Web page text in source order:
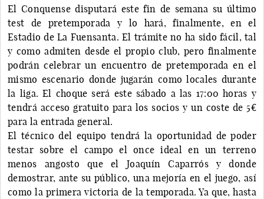
El Conquense disputará este fin de semana su último
test de pretemporada y lo hará, finalmente, en el
Estadio de La Fuensanta. El trámite no ha sido fácil, tal
y como admiten desde el propio club, pero finalmente
podrán celebrar un encuentro de pretemporada en el
mismo escenario donde jugarán como locales durante
la liga. El choque será este sábado a las 17:00 horas y
tendrá acceso gratuito para los socios y un coste de 5€
para la entrada general.
El técnico del equipo tendrá la oportunidad de poder
testar sobre el campo el once ideal en un terreno
menos angosto que el Joaquín Caparrós y donde
demostrar, ante su público, una mejoría en el juego, así
como la primera victoria de la temporada. Ya que, hasta